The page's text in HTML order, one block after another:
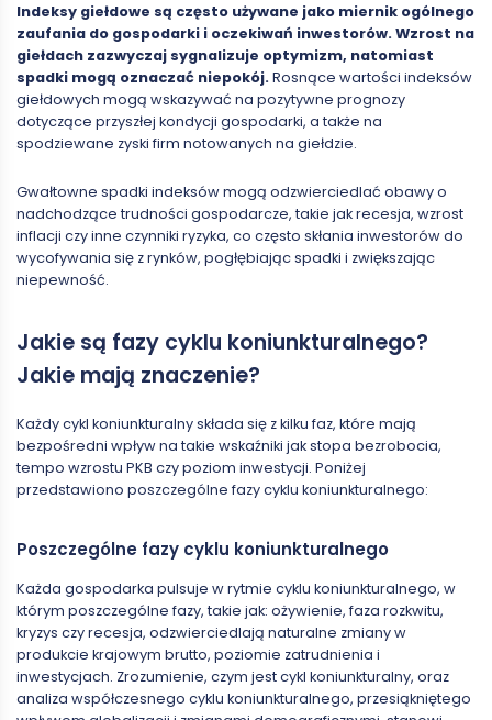
Indeksy giełdowe są często używane jako miernik ogólnego
zaufania do gospodarki i oczekiwań inwestorów. Wzrost na
giełdach zazwyczaj sygnalizuje optymizm, natomiast
spadki mogą oznaczać niepokój.Rosnące wartości indeksów
giełdowych mogą wskazywać na pozytywne prognozy
dotyczące przyszłej kondycji gospodarki, a także na
spodziewane zyski firm notowanych na giełdzie.
Gwałtowne spadki indeksów mogą odzwierciedlać obawy o
nadchodzące trudności gospodarcze, takie jak recesja, wzrost
inflacji czy inne czynniki ryzyka, co często skłania inwestorów do
wycofywania się z rynków, pogłębiając spadki i zwiększając
niepewność.
Jakie są fazy cyklu koniunkturalnego?
Jakie mają znaczenie?
Każdy cykl koniunkturalny składa się z kilku faz, które mają
bezpośredni wpływ na takie wskaźniki jak stopa bezrobocia,
tempo wzrostu PKB czy poziom inwestycji. Poniżej
przedstawiono poszczególne fazy cyklu koniunkturalnego:
Poszczególne fazy cyklu koniunkturalnego
Każda gospodarka pulsuje w rytmie cyklu koniunkturalnego, w
którym poszczególne fazy, takie jak: ożywienie, faza rozkwitu,
kryzys czy recesja, odzwierciedlają naturalne zmiany w
produkcie krajowym brutto, poziomie zatrudnienia i
inwestycjach. Zrozumienie, czym jest cykl koniunkturalny, oraz
analiza współczesnego cyklu koniunkturalnego, przesiąkniętego